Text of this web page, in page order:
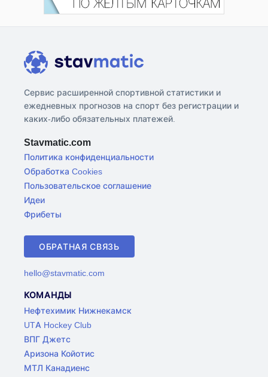
Сервис расширенной спортивной статистики и
ежедневных прогнозов на спорт без регистрации и
каких-либо обязательных платежей.
Stavmatic.com
Политика конфиденциальности
Обработка Cookies
Пользовательское соглашение
Идеи
Фрибеты
ОБРАТНАЯ СВЯЗЬ
hello@stavmatic.com
КОМАНДЫ
Нефтехимик Нижнекамск
UTA Hockey Club
ВПГ Джетс
Аризона Койотис
МТЛ Канадиенс